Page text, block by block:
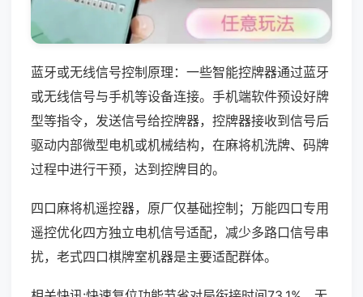
蓝牙或无线信号控制原理：一些智能控牌器通过蓝牙
或无线信号与手机等设备连接。手机端软件预设好牌
型等指令，发送信号给控牌器，控牌器接收到信号后
驱动内部微型电机或机械结构，在麻将机洗牌、码牌
过程中进行干预，达到控牌目的。
四口麻将机遥控器，原厂仅基础控制；万能四口专用
遥控优化四方独立电机信号适配，减少多路口信号串
扰，老式四口棋牌室机器是主要适配群体。